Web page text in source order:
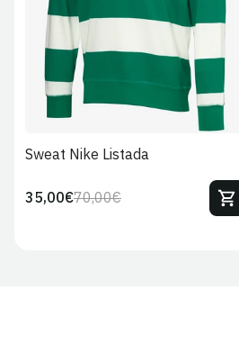
Sweat Nike Listada
Preço
70,00€Preço
35,00€